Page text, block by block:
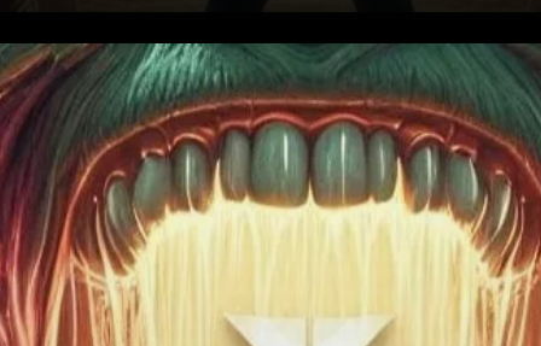
XRP dépasse le seuil des 1 $ :
un jalon clé